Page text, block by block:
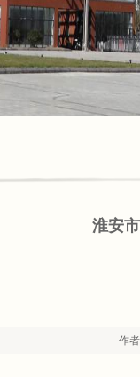
淮安
作